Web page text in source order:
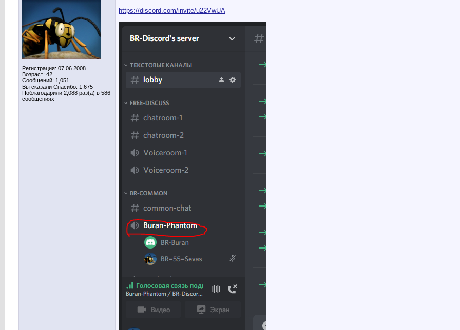
Регистрация: 07.06.2008
Возраст: 42
Сообщений: 1,051
Вы сказали Спасибо: 1,675
Поблагодарили 2,088 раз(а) в 586
сообщениях
https://discord.com/invite/u22VwUA